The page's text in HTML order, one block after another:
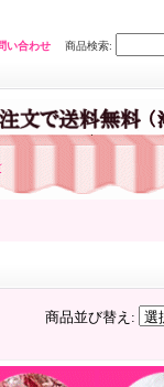
い合わせ 商品検索:
商品並び替え :